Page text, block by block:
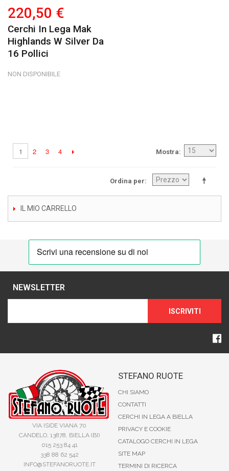
220,50 €
Cerchi In Lega Mak
Highlands W Silver Da
16 Pollici
NON DISPONIBILE
Mostra
1 2 3 4
Ordina per
IL MIO CARRELLO
NEWSLETTER
ISCRIVITI
VIA ISIDE VIANA 70
CANDELO, 13878, BIELLA (BI)
015 253 84 41
338 88 62 542
INFO@STEFANORUOTE.IT
STEFANO RUOTE
CHI SIAMO
CONTATTI
CERCHI IN LEGA A BIELLA
PRIVACY E COOKIE
CATALOGO CERCHI IN LEGA
SITE MAP
TERMINI DI RICERCA